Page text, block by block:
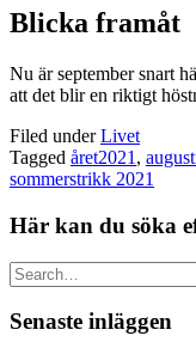
Blicka framåt
Nu är september snart
att det blir en riktigt
Filed underLivet
Tagged året2021 ,
sommerstrikk 2021
Här kan du söka
Search
Senaste inläggen